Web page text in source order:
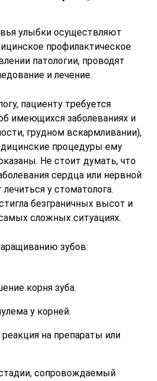
улыбки осуществляют
профилактическое
патологии, проводят
и лечение.
пациенту требуется
имеющихся заболеваниях и
грудном вскармливании),
процедуры ему
Не стоит думать, что
сердца или нервной
у стоматолога.
безграничных высот и
сложных ситуациях.
зубов:
корня зуба.
у корней.
реакция на препараты или
сопровождаемый